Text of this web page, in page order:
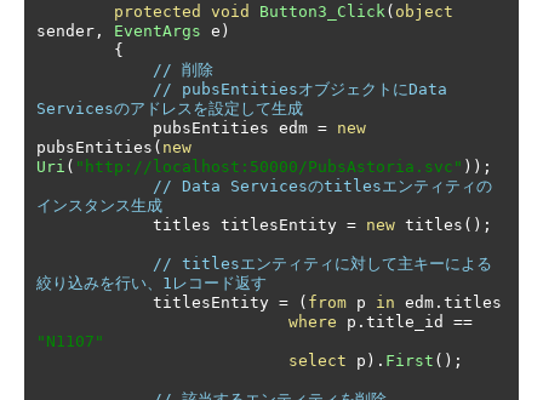
protected void Button3_Click ( object
sender , EventArgs e )
{
// 削除
// pubsEntitiesオブジェクトにData
Servicesのアドレスを設定して生成
            pubsEntities edm
= new
pubsEntities ( new
Uri ( "http://localhost:50000/PubsAstoria.svc" ));
// Data Servicesのtitlesエンティティの
インスタンス生成
            titles titlesEntity
= new titles ();
// titlesエンティティに対して主キーによる
絞り込みを行い、1レコード返す
            titlesEntity
= ( from p in edm . titles
where p . title_id ==
"N1107"
select p ). First ();